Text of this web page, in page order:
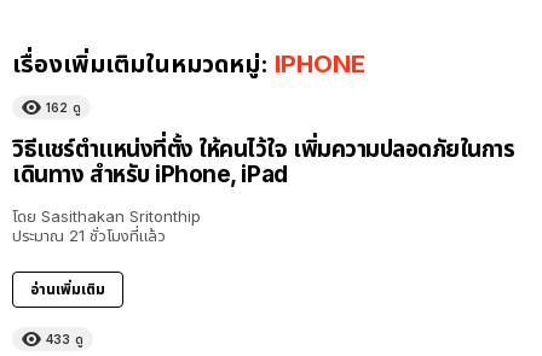
เรื่องเพิ่มเติมในหมวดหมู่: IPHONE
162 ดู
วิธีแชร์ตำแหน่งที่ตั้ง ให้คนไว้ใจ เพิ่มความปลอดภัยในการ
เดินทาง สำหรับ iPhone, iPad
โดย Sasithakan Sritonthip
ประมาณ 21 ชั่วโมงที่แล้ว
อ่านเพิ่มเติม
433 ดู